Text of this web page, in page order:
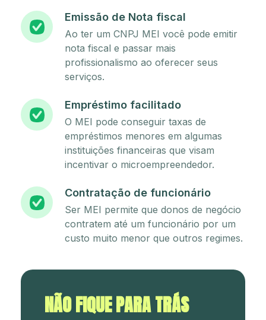
Emissão de Nota fiscal
Ao ter um CNPJ MEI você pode emitir
nota fiscal e passar mais
profissionalismo ao oferecer seus
serviços.
Empréstimo facilitado
O MEI pode conseguir taxas de
empréstimos menores em algumas
instituições financeiras que visam
incentivar o microempreendedor.
Contratação de funcionário
Ser MEI permite que donos de negócio
contratem até um funcionário por um
custo muito menor que outros regimes.
NÃO FIQUE PARA TRÁS